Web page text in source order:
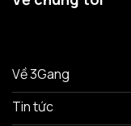
Về 3Gang
Tin tức